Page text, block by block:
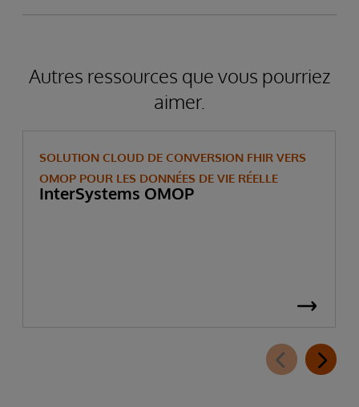
Autres ressources que vous pourriez
aimer.
SOLUTION CLOUD DE CONVERSION FHIR VERS
OMOP POUR LES DONNÉES DE VIE RÉELLE
InterSystems OMOP